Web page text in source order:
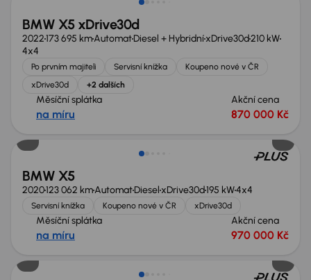
BMW X5 xDrive30d
2022173 695 kmAutomatDiesel + HybridníxDrive30d210 kW
4x4
Po prvním majiteli Servisní knížka
Koupeno nové v ČR
xDrive30d
+2 dalších
Měsíční splátka
na míru
Akční cena
870 000 Kč
Možnost odpočtu DPH
BMW X5
2020123 062 kmAutomatDiesel xDrive30d195 kW4x4
Servisní knížka Koupeno nové v ČR xDrive30d
Měsíční splátka
na míru
Akční cena
970 000 Kč
Zlevněno o 150 000 Kč